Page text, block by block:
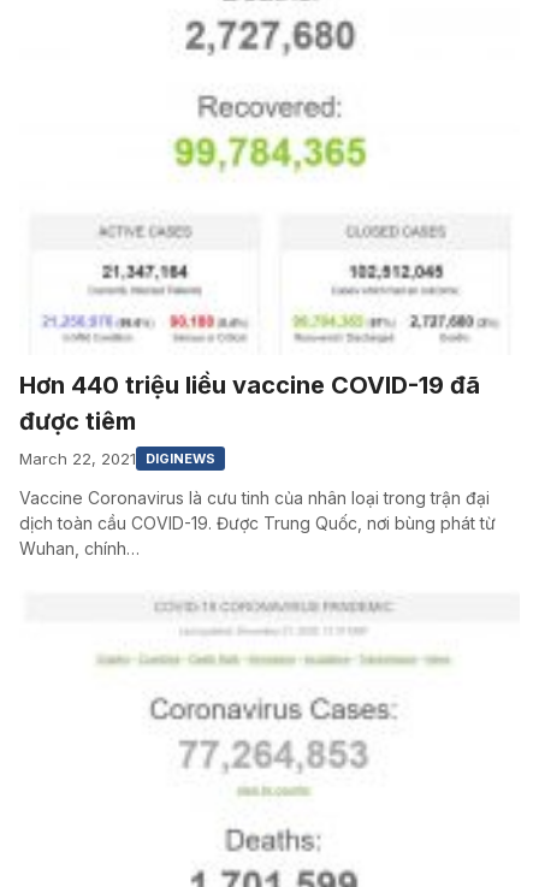
Hơn 440 triệu liều vaccine COVID-19 đã
được tiêm
March 22, 2021 DIGINEWS
Vaccine Coronavirus là cưu tinh của nhân loại trong trận đại
dịch toàn cầu COVID-19. Được Trung Quốc, nơi bùng phát từ
Wuhan, chính…